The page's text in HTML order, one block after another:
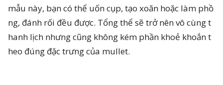
mẫu này, bạn có thể uốn cụp, tạo xoăn hoặc làm phồ
ng, đánh rối đều được. Tổng thể sẽ trở nên vô cùng t
hanh lịch nhưng cũng không kém phần khoẻ khoắn t
heo đúng đặc trưng của mullet.